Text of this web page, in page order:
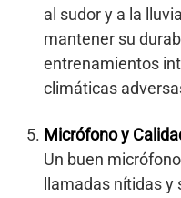
al sudor y a la
mantener su
entrenamientos
climáticas
Micrófono y
Un buen
llamadas nítidas